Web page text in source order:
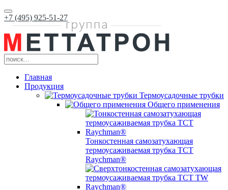
+7 (495) 925-51-27
Главная
Продукция
Термоусадочные трубки
Общего применения
Тонкостенная самозатухающая
термоусаживаемая трубка ТCT
Raychman®